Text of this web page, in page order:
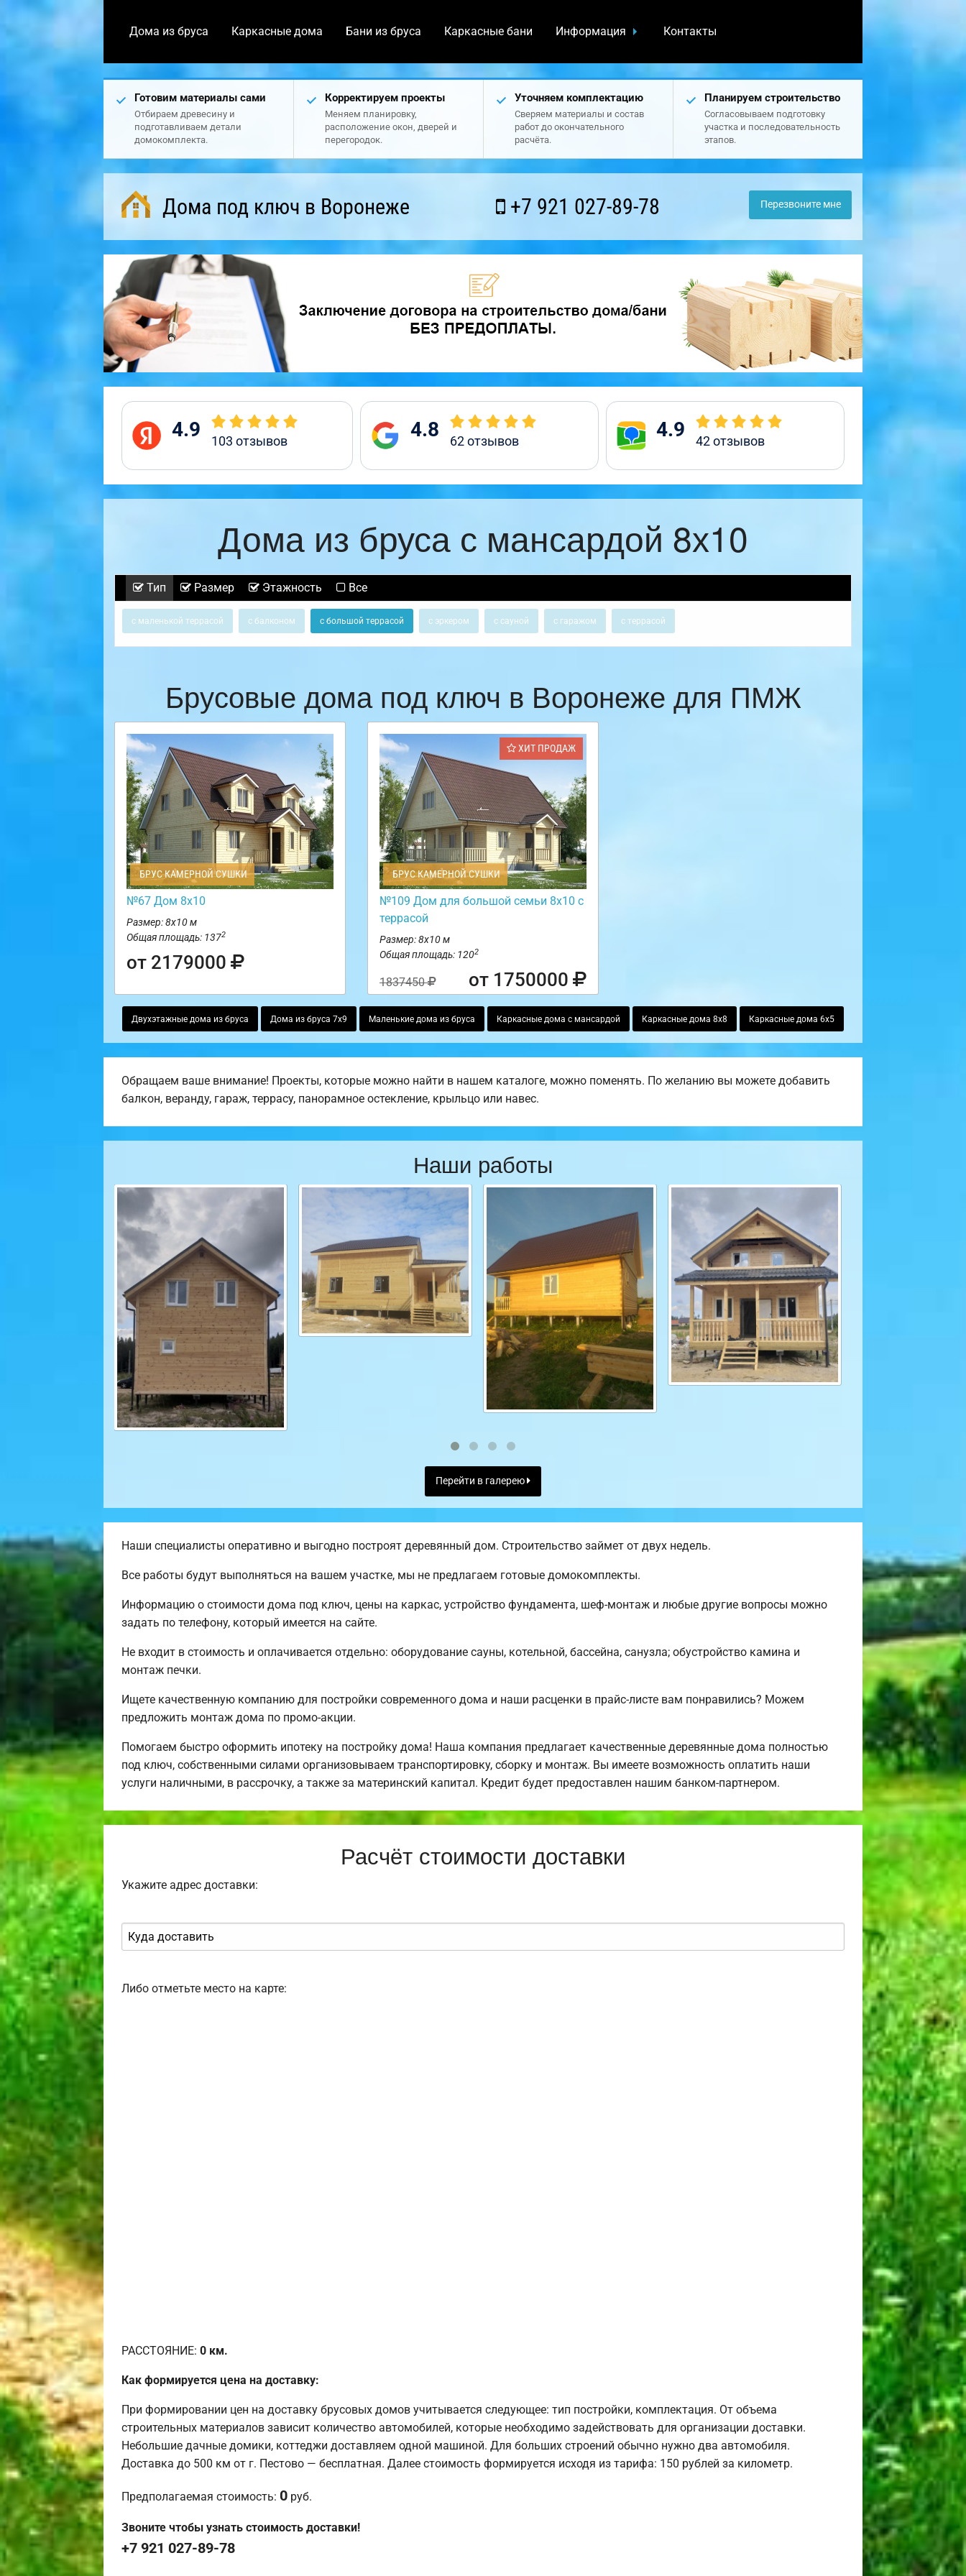
Дома из бруса Каркасные дома Бани из бруса Каркасные бани Информация Контакты
Готовим материалы сами
Отбираем древесину и
подготавливаем детали
домокомплекта.
Корректируем проекты
Меняем планировку,
расположение окон, дверей и
перегородок.
Уточняем комплектацию
Сверяем материалы и состав
работ до окончательного
расчёта.
Планируем строительство
Согласовываем подготовку
участка и последовательность
этапов.
Дома под ключ в Воронеже +7 921 027-89-78 Перезвоните мне
4.9 103 отзывов 4.8 62отзывов 4.9 42отзывов
Дома из бруса с мансардой 8х10
Тип Размер Этажность Все
с маленькой террасой с балконом с большой террасой с эркером с сауной с гаражом с террасой
Брусовые дома под ключ в Воронеже для ПМЖ
БРУС КАМЕРНОЙ СУШКИ
№67 Дом 8х10
Размер: 8х10 м
Общая площадь: 1372
от 2179000
ХИТ ПРОДАЖ
БРУС КАМЕРНОЙ СУШКИ
№109 Дом для большой семьи 8х10 с
террасой
Размер: 8х10 м
Общая площадь: 1202
1837450 от 1750000
Двухэтажные дома из бруса Дома из бруса 7х9 Маленькие дома из бруса Каркасные дома с мансардой Каркасные дома 8х8 Каркасные дома 6х5
Обращаем ваше внимание! Проекты, которые можно найти в нашем каталоге, можно поменять. По желанию вы можете добавить
балкон, веранду, гараж, террасу, панорамное остекление, крыльцо или навес.
Наши работы
Перейти в галерею
Наши специалисты оперативно и выгодно построят деревянный дом. Строительство займет от двух недель.
Все работы будут выполняться на вашем участке, мы не предлагаем готовые домокомплекты.
Информацию о стоимости дома под ключ, цены на каркас, устройство фундамента, шеф-монтаж и любые другие вопросы можно
задать по телефону, который имеется на сайте.
Не входит в стоимость и оплачивается отдельно: оборудование сауны, котельной, бассейна, санузла; обустройство камина и
монтаж печки.
Ищете качественную компанию для постройки современного дома и наши расценки в прайс-листе вам понравились? Можем
предложить монтаж дома по промо-акции.
Помогаем быстро оформить ипотеку на постройку дома! Наша компания предлагает качественные деревянные дома полностью
под ключ, собственными силами организовываем транспортировку, сборку и монтаж. Вы имеете возможность оплатить наши
услуги наличными, в рассрочку, а также за материнский капитал. Кредит будет предоставлен нашим банком-партнером.
Расчёт стоимости доставки
Укажите адрес доставки:
Либо отметьте место на карте:
РАССТОЯНИЕ: 0 км.
Как формируется цена на доставку:
При формировании цен на доставку брусовых домов учитывается следующее: тип постройки, комплектация. От объема
строительных материалов зависит количество автомобилей, которые необходимо задействовать для организации доставки.
Небольшие дачные домики, коттеджи доставляем одной машиной. Для больших строений обычно нужно два автомобиля.
Доставка до 500 км от г. Пестово — бесплатная. Далее стоимость формируется исходя из тарифа: 150 рублей за километр.
Предполагаемая стоимость: 0 руб.
Звоните чтобы узнать стоимость доставки!
+7 921 027-89-78